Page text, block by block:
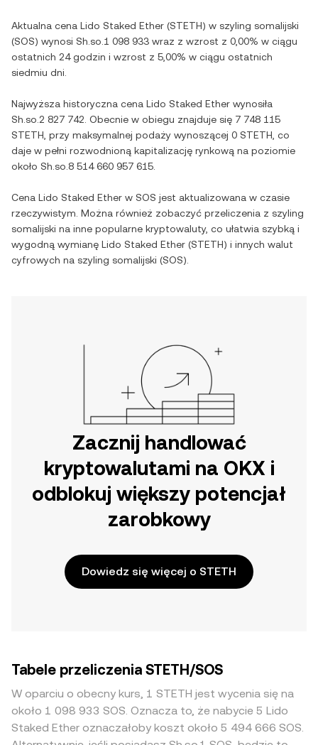
Aktualna cena Lido Staked Ether (STETH) w szyling somalijski
(SOS) wynosi Sh.so.1 098 933 wraz z wzrost z 0,00% w ciągu
ostatnich 24 godzin i wzrost z 5,00% w ciągu ostatnich
siedmiu dni.
Najwyższa historyczna cena Lido Staked Ether wynosiła
Sh.so.2 827 742 . Obecnie w obiegu znajduje się 7 748 115
STETH , przy maksymalnej podaży wynoszącej 0 STETH , co
daje w pełni rozwodnioną kapitalizację rynkową na poziomie
około Sh.so.8 514 660 957 615
Cena Lido Staked Ether w SOS jest aktualizowana w czasie
rzeczywistym. Można również zobaczyć przeliczenia z szyling
somalijski na inne popularne kryptowaluty, co ułatwia szybką i
wygodną wymianę Lido Staked Ether (STETH) i innych walut
cyfrowych na szyling somalijski (SOS).
Zacznij handlować
kryptowalutami na OKX i
odblokuj większy potencjał
zarobkowy
Dowiedz się więcej o STETH
Tabele przeliczenia STETH/SOS
W oparciu o obecny kurs, 1 STETH jest wycenia się na
około 1 098 933 SOS. Oznacza to, że nabycie 5 Lido
Staked Ether oznaczałoby koszt około 5 494 666 SOS.